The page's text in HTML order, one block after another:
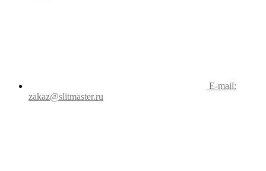
E-mail:
zakaz@slitmaster.ru